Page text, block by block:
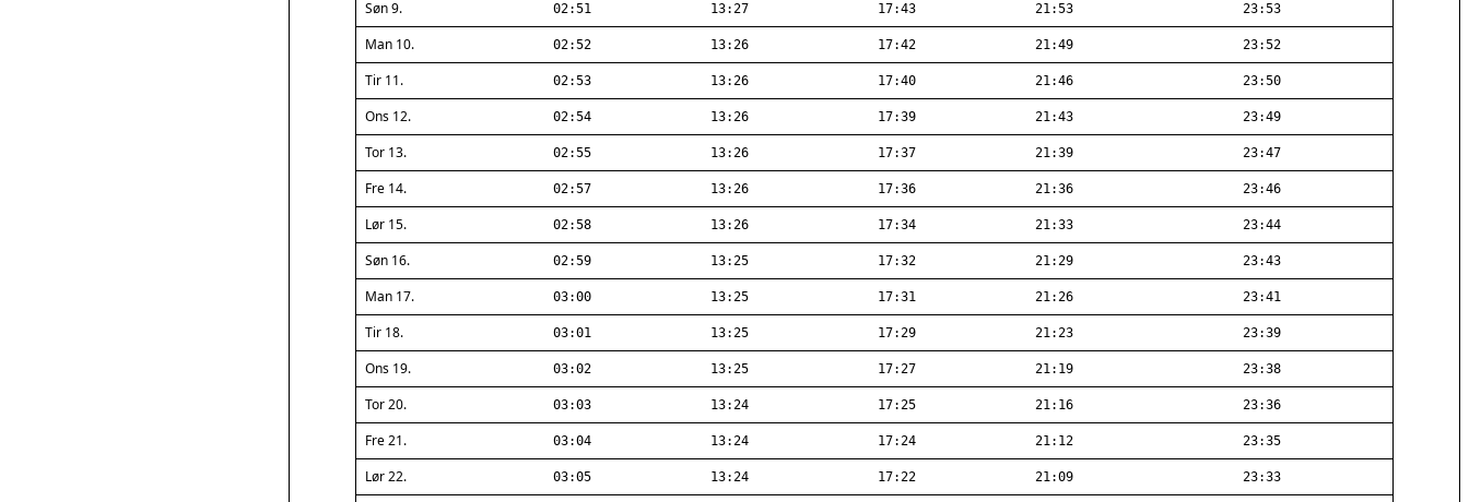
Søn 9. 02:51 13:27 17:43 21:53 23:53
Man 10. 02:52 13:26 17:42 21:49 23:52
Tir 11. 02:53 13:26 17:40 21:46 23:50
Ons 12. 02:54 13:26 17:39 21:43 23:49
Tor 13. 02:55 13:26 17:37 21:39 23:47
Fre 14. 02:57 13:26 17:36 21:36 23:46
Lør 15. 02:58 13:26 17:34 21:33 23:44
Søn 16. 02:59 13:25 17:32 21:29 23:43
Man 17. 03:00 13:25 17:31 21:26 23:41
Tir 18. 03:01 13:25 17:29 21:23 23:39
Ons 19. 03:02 13:25 17:27 21:19 23:38
Tor 20. 03:03 13:24 17:25 21:16 23:36
Fre 21. 03:04 13:24 17:24 21:12 23:35
Lør 22. 03:05 13:24 17:22 21:09 23:33